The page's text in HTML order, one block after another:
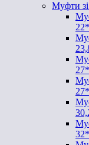
Муфти